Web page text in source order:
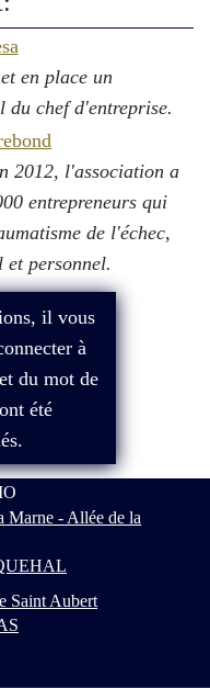
en place un
du chef d'entreprise.
2012, l'association a
entrepreneurs qui
de l'échec,
et personnel.
il vous
à
du mot de
été
Marne - Allée de la
Saint Aubert